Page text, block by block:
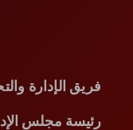
فريق الإدارة
رئيسة مجلس